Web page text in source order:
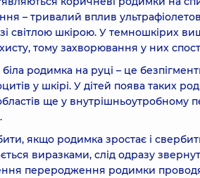
– тривалий вплив
світлою шкірою. У темношкірих
тому захворювання у них
родимка на руці – це
у шкірі. У дітей поява таких
ще у внутрішньоутробному
якщо родимка зростає і
виразками, слід одразу
переродження родимки